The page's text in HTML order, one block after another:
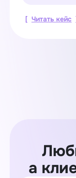
[ Читать кейс
а